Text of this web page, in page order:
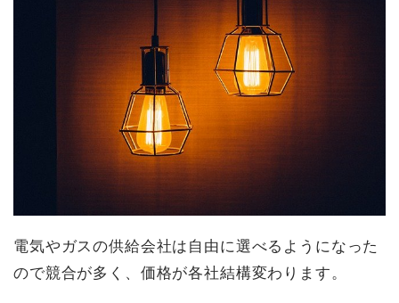
電気やガスの供給会社は自由に選べるようになった
ので競合が多く、価格が各社結構変わります。